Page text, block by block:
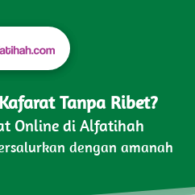
Tanpa Ribet?
Online di Alfatihah
dengan amanah